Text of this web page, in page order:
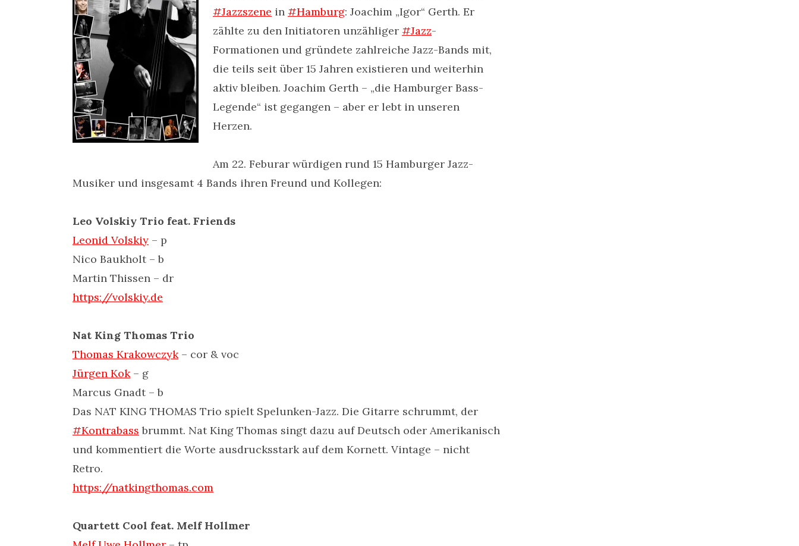
#Jazzszene in #Hamburg: Joachim „Igor“ Gerth. Er
zählte zu den Initiatoren unzähliger #Jazz-
Formationen und gründete zahlreiche Jazz-Bands mit,
die teils seit über 15 Jahren existieren und weiterhin
aktiv bleiben. Joachim Gerth – „die Hamburger Bass-
Legende“ ist gegangen – aber er lebt in unseren
Herzen.
Am 22. Feburar würdigen rund 15 Hamburger Jazz-
Musiker und insgesamt 4 Bands ihren Freund und Kollegen:
Leo Volskiy Trio feat. Friends
Leonid Volskiy – p
Nico Baukholt – b
Martin Thissen – dr
https://volskiy.de
Nat King Thomas Trio
Thomas Krakowczyk– cor & voc
Jürgen Kok– g
Marcus Gnadt – b
Das NAT KING THOMAS Trio spielt Spelunken-Jazz. Die Gitarre schrummt, der
#Kontrabass brummt. Nat King Thomas singt dazu auf Deutsch oder Amerikanisch
und kommentiert die Worte ausdrucksstark auf dem Kornett. Vintage – nicht
Retro.
https://natkingthomas.com
Quartett Cool feat. Melf Hollmer